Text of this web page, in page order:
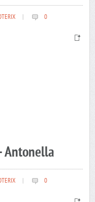
0
Antonella
0